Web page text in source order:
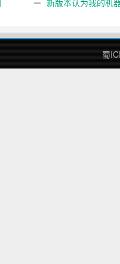
新版本认为我的机
蜀